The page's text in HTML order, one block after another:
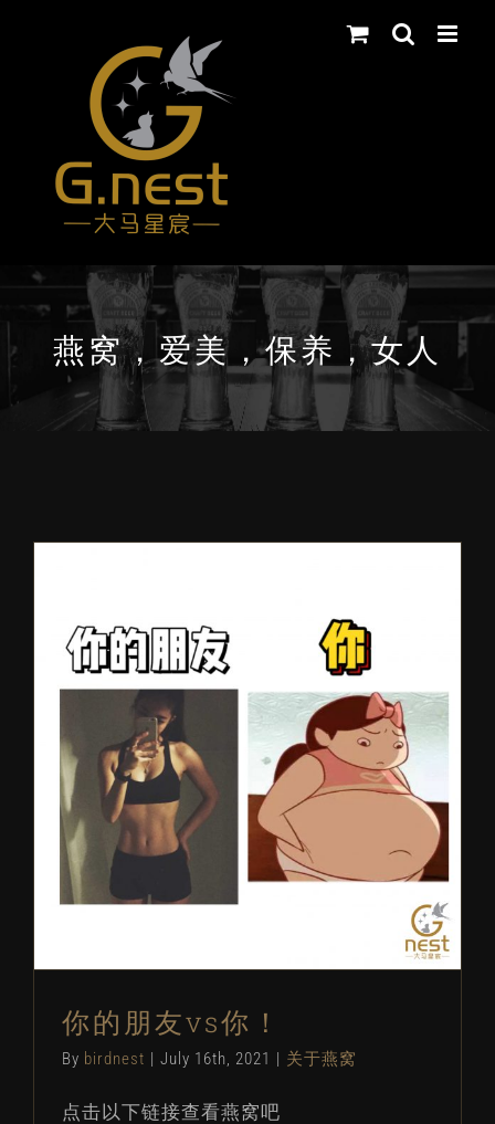
燕窝，爱美，保养，女人
你的朋友vs你！
关于燕窝
你的朋友vs你！
By birdnest | July 16th, 2021 | 关于燕窝
点击以下链接查看燕窝吧